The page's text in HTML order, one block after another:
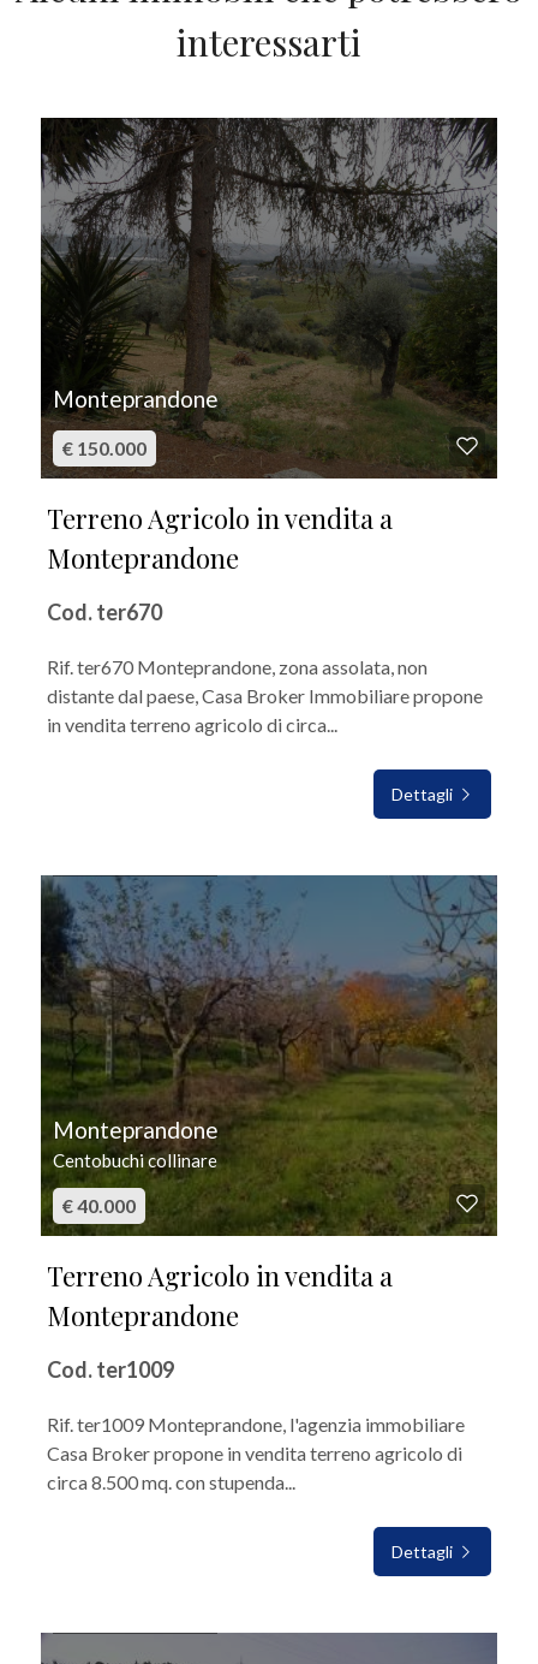
interessarti
Monteprandone
€ 150.000
Terreno Agricolo in vendita a
Monteprandone
Cod. ter670
Rif. ter670 Monteprandone, zona assolata, non
distante dal paese, Casa Broker Immobiliare propone
in vendita terreno agricolo di circa...
Dettagli
Monteprandone
Centobuchi collinare
€ 40.000
Terreno Agricolo in vendita a
Monteprandone
Cod. ter1009
Rif. ter1009 Monteprandone, l'agenzia immobiliare
Casa Broker propone in vendita terreno agricolo di
circa 8.500 mq. con stupenda...
Dettagli
Balcone/Terrazzo
Ascensore
Arredato
Nuova costruzione
Lusso